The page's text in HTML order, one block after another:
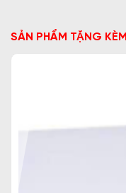
SẢN PHẨM TẶNG KÈM